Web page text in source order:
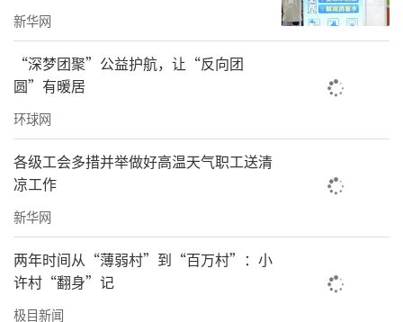
新华网
“深梦团聚”公益护航，让“反向团
圆”有暖居
环球网
各级工会多措并举做好高温天气职工送清
凉工作
新华网
两年时间从“薄弱村”到“百万村”：小
许村“翻身”记
极目新闻